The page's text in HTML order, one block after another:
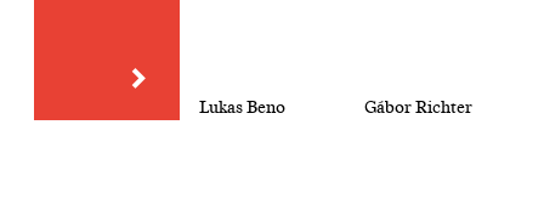
Lukas Beno Gábor Richter